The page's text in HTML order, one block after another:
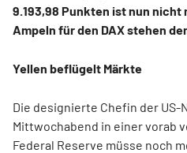
9.193,98 Punkten ist nun
Ampeln für den DAX stehen
Yellen beflügelt Märkte
Die designierte Chefin der US-
Mittwochabend in einer vorab
Federal Reserve müsse noch